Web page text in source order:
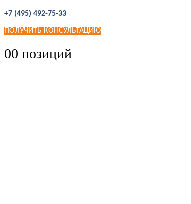
+7 (495) 492-75-33
ПОЛУЧИТЬ КОНСУЛЬТАЦИЮ
00 позиций